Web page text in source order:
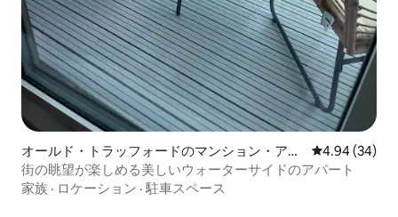
オールド・トラッフォードのマンション・アパ
ート
レビュー34
4.94 (34)
街の眺望が楽しめる美しいウォーターサイドのアパート
家族 · ロケーション ·駐車スペース